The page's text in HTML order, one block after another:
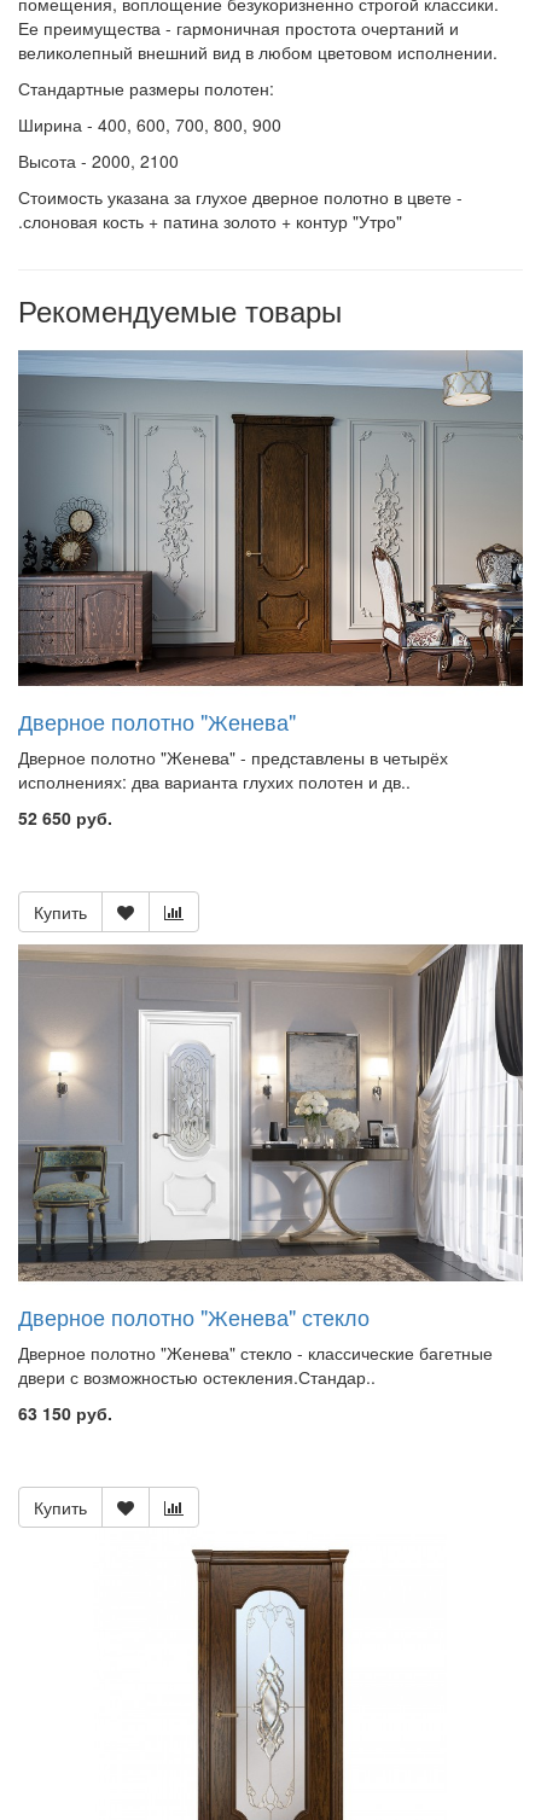
Ее преимущества - гармоничная простота очертаний и
великолепный внешний вид в любом цветовом исполнении.
Стандартные размеры полотен:
Ширина - 400, 600, 700, 800, 900
Высота - 2000, 2100
Стоимость указана за глухое дверное полотно в цвете -
.слоновая кость + патина золото + контур "Утро"
Рекомендуемые товары
Дверное полотно "Женева"
Дверное полотно "Женева" - представлены в четырёх
исполнениях: два варианта глухих полотен и дв..
52 650 руб.
Купить
Дверное полотно "Женева" стекло
Дверное полотно "Женева" стекло - классические багетные
двери с возможностью остекления.Стандар..
63 150 руб.
Купить